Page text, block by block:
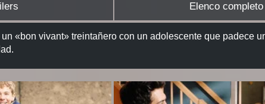
Elenco completo
«bon vivant» treintañero con un adolescente que padece